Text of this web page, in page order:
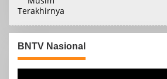
BNTV Nasional